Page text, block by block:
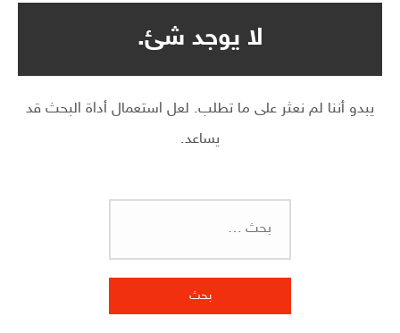
لا يوجد شئ.
يبدو أننا لم نعثر على ما تطلب. لعل استعمال أداة البحث قد
يساعد.